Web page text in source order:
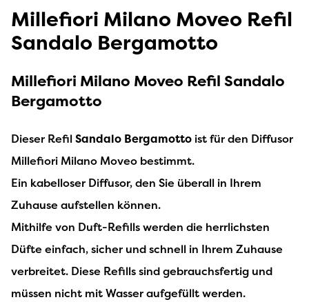
Millefiori Milano Moveo Refil
Sandalo Bergamotto
Millefiori Milano Moveo Refil Sandalo
Bergamotto
Dieser RefilSandalo Bergamotto ist für den Diffusor
Millefiori Milano Moveo bestimmt.
Ein kabelloser Diffusor, den Sie überall in Ihrem
Zuhause aufstellen können.
Mithilfe von Duft-Refills werden die herrlichsten
Düfte einfach, sicher und schnell in Ihrem Zuhause
verbreitet. Diese Refills sind gebrauchsfertig und
müssen nicht mit Wasser aufgefüllt werden.